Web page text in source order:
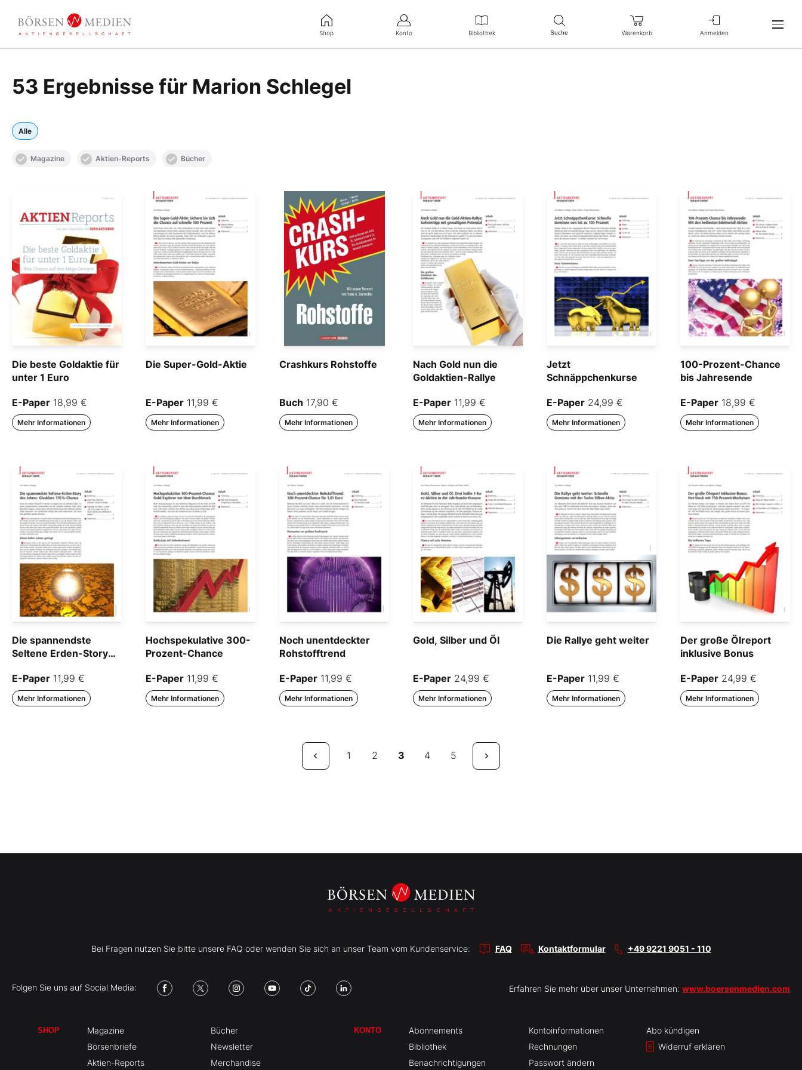
Shop Konto Bibliothek Suche Warenkorb Anmelden
53 Ergebnisse für Marion Schlegel
Alle
Magazine Aktien-Reports Bücher
Die beste Goldaktie für
unter 1 Euro
E-Paper 18,99 €
Mehr Informationen
Die Super-Gold-Aktie
E-Paper 11,99 €
Mehr Informationen
Crashkurs Rohstoffe
Buch 17,90 €
Mehr Informationen
Nach Gold nun die
Goldaktien-Rallye
E-Paper 11,99 €
Mehr Informationen
Jetzt
Schnäppchenkurse
E-Paper 24,99 €
Mehr Informationen
100-Prozent-Chance
bis Jahres­ende
E-Paper 18,99 €
Mehr Informationen
Die spannendste
Seltene Erden-Story
E-Paper 11,99 €
Mehr Informationen
Hochspekulative 300-
Prozent-Chance
E-Paper 11,99 €
Mehr Informationen
Noch unentdeckter
Rohstofftrend
E-Paper 11,99 €
Mehr Informationen
Gold, Silber und Öl
E-Paper 24,99 €
Mehr Informationen
Die Rallye geht weiter
E-Paper 11,99 €
Mehr Informationen
Der große Ölreport
inklusive Bonus
E-Paper 24,99 €
Mehr Informationen
1 2 3 4 5
Bei Fragen nutzen Sie bitte unsere FAQ oder wenden Sie sich an unser Team vom Kundenservice: FAQ Kontaktformular +49 9221 9051 - 110
Folgen Sie uns auf Social Media: Erfahren Sie mehr über unser Unternehmen: www.boersenmedien.com
SHOP
Magazine
Börsenbriefe
Aktien-Reports
Bücher
Newsletter
Merchandise
KONTO
Abonnements
Bibliothek
Benachrichtigungen
Kontoinformationen
Rechnungen
Passwort ändern
Abo kündigen
Widerruf erklären